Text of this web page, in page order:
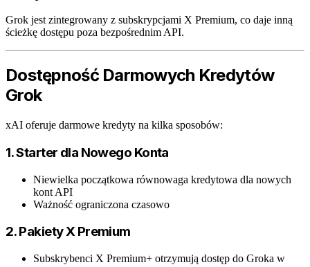
Grok jest zintegrowany z subskrypcjami X Premium, co daje inną
ścieżkę dostępu poza bezpośrednim API.
Dostępność Darmowych Kredytów
Grok
xAI oferuje darmowe kredyty na kilka sposobów:
1. Starter dla Nowego Konta
Niewielka początkowa równowaga kredytowa dla nowych
kont API
Ważność ograniczona czasowo
2. Pakiety X Premium
Subskrybenci X Premium+ otrzymują dostęp do Groka w